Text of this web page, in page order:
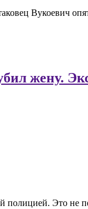
Вукоевич
жену.
Это не